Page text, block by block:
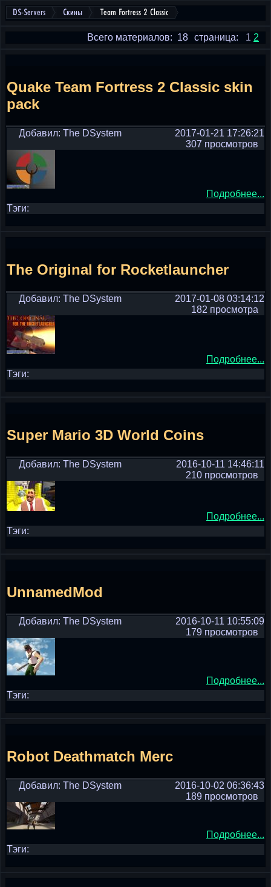
DS-Servers Скины Team Fortress 2 Classic
страница: 1 2
Всего материалов: 18
Quake Team Fortress 2 Classic skin
pack
Добавил: The DSystem
2017-01-21 17:26:21
307 просмотров
Подробнее...
Тэги:
The Original for Rocketlauncher
Добавил: The DSystem
2017-01-08 03:14:12
182 просмотра
Подробнее...
Тэги:
Super Mario 3D World Coins
Добавил: The DSystem
2016-10-11 14:46:11
210 просмотров
Подробнее...
Тэги:
UnnamedMod
Добавил: The DSystem
2016-10-11 10:55:09
179 просмотров
Подробнее...
Тэги:
Robot Deathmatch Merc
Добавил: The DSystem
2016-10-02 06:36:43
189 просмотров
Подробнее...
Тэги: